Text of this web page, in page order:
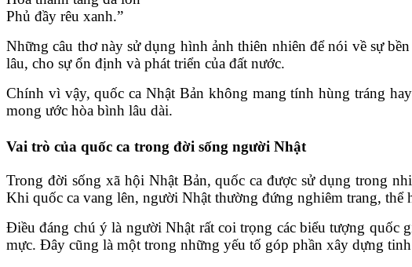
Phủ đầy rêu xanh.”
Những câu thơ này sử dụng hình ảnh thiên nhiên để nói về sự
lâu, cho sự ổn định và phát triển của đất nước.
Chính vì vậy, quốc ca Nhật Bản không mang tính hùng tráng
mong ước hòa bình lâu dài.
Vai trò của quốc ca trong đời sống người Nhật
Trong đời sống xã hội Nhật Bản, quốc ca được sử dụng trong
Khi quốc ca vang lên, người Nhật thường đứng nghiêm trang,
Điều đáng chú ý là người Nhật rất coi trọng các biểu tượng quốc
mực. Đây cũng là một trong những yếu tố góp phần xây dựng